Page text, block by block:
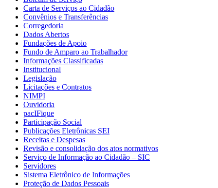
Carta de Serviços ao Cidadão
Convênios e Transferências
Corregedoria
Dados Abertos
Fundações de Apoio
Fundo de Amparo ao Trabalhador
Informações Classificadas
Institucional
Legislação
Licitações e Contratos
NIMPI
Ouvidoria
pacIFique
Participação Social
Publicações Eletrônicas SEI
Receitas e Despesas
Revisão e consolidação dos atos normativos
Serviço de Informação ao Cidadão – SIC
Servidores
Sistema Eletrônico de Informações
Proteção de Dados Pessoais